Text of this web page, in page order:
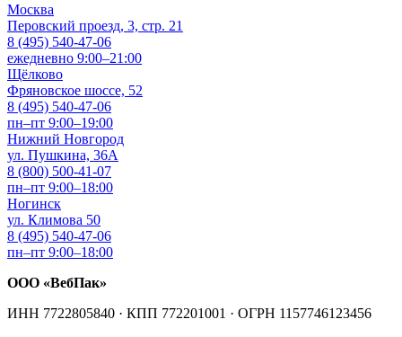
Москва
Перовский проезд, 3, стр. 21
8 (495) 540-47-06
ежедневно 9:00–21:00
Щёлково
Фряновское шоссе, 52
8 (495) 540-47-06
пн–пт 9:00–19:00
Нижний Новгород
ул. Пушкина, 36А
8 (800) 500-41-07
пн–пт 9:00–18:00
Ногинск
ул. Климова 50
8 (495) 540-47-06
пн–пт 9:00–18:00
ООО «ВебПак»
ИНН 7722805840 · КПП 772201001 · ОГРН 1157746123456